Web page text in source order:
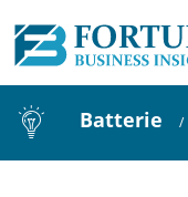
Batterie /